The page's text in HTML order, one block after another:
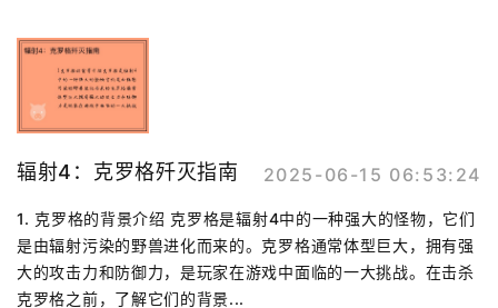
辐射4：克罗格歼灭指南 2025-06-15 06:53:24
1. 克罗格的背景介绍 克罗格是辐射4中的一种强大的怪物，它们
是由辐射污染的野兽进化而来的。克罗格通常体型巨大，拥有强
大的攻击力和防御力，是玩家在游戏中面临的一大挑战。在击杀
克罗格之前，了解它们的背景...